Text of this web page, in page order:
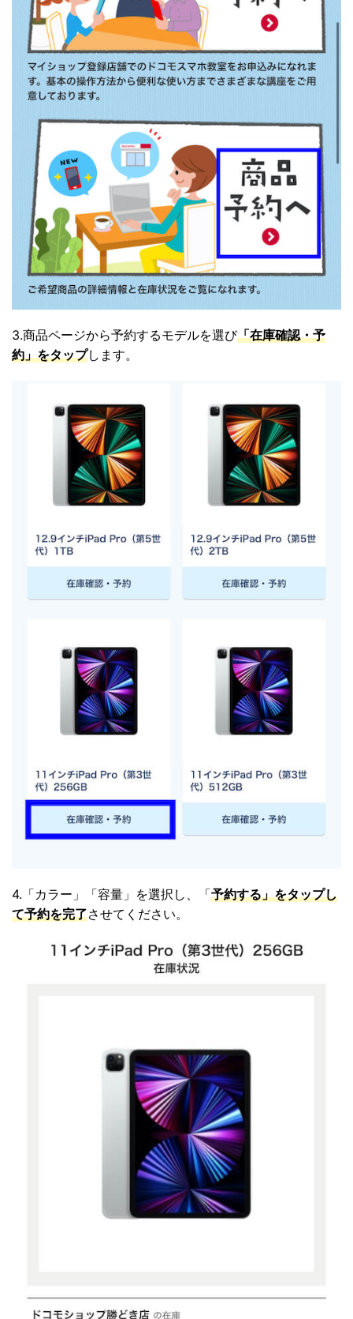
3.商品ページから予約するモデルを選び「在庫確認・予
約」をタップします。
4.「カラー」「容量」を選択し、「予約する」をタップし
て予約を完了させてください。